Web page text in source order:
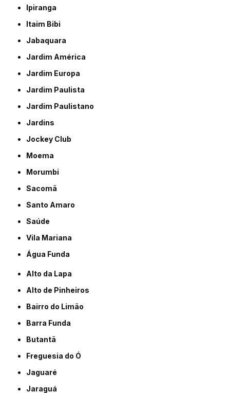
Ipiranga
Itaim Bibi
Jabaquara
Jardim América
Jardim Europa
Jardim Paulista
Jardim Paulistano
Jardins
Jockey Club
Moema
Morumbi
Sacomã
Santo Amaro
Saúde
Vila Mariana
Água Funda
Alto da Lapa
Alto de Pinheiros
Bairro do Limão
Barra Funda
Butantã
Freguesia do Ó
Jaguaré
Jaraguá